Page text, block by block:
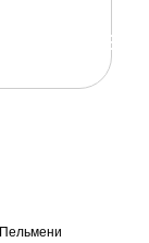
Пельмени